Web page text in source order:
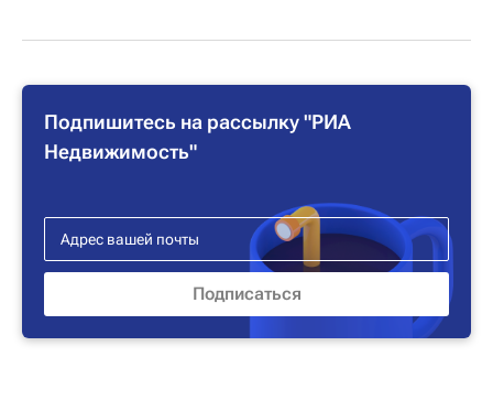
Подпишитесь на рассылку "РИА
Недвижимость"